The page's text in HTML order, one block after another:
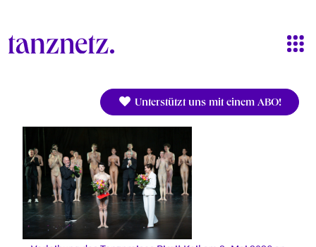
Unterstützt uns mit einem ABO!